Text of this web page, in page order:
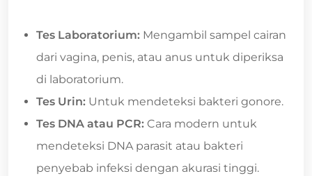
Tes Laboratorium: Mengambil sampel cairan
dari vagina, penis, atau anus untuk diperiksa
di laboratorium.
Tes Urin: Untuk mendeteksi bakteri gonore.
Tes DNA atau PCR: Cara modern untuk
mendeteksi DNA parasit atau bakteri
penyebab infeksi dengan akurasi tinggi.